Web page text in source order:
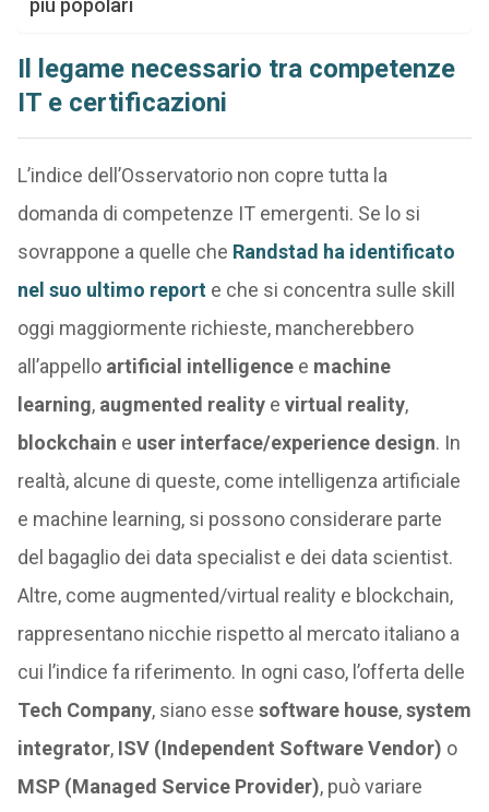
più popolari
Il legame necessario tra competenze
IT e certificazioni
L’indice dell’Osservatorio non copre tutta la
domanda di competenze IT emergenti. Se lo si
sovrappone a quelle che Randstad ha identificato
nel suo ultimo reporte che si concentra sulle skill
oggi maggiormente richieste, mancherebbero
all’appello artificial intelligencee machine
learning, augmented realitye virtual reality,
blockchain e user interface/experience design. In
realtà, alcune di queste, come intelligenza artificiale
e machine learning, si possono considerare parte
del bagaglio dei data specialist e dei data scientist.
Altre, come augmented/virtual reality e blockchain,
rappresentano nicchie rispetto al mercato italiano a
cui l’indice fa riferimento. In ogni caso, l’offerta delle
Tech Company, siano esse software house,system
integrator, ISV (Independent Software Vendor) o
MSP (Managed Service Provider), può variare